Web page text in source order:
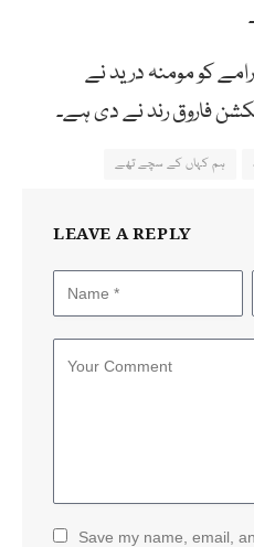
کو مومنہ درید نے
فاروق رند نے دی ہے۔
ہم کہاں کے سچے تھے
LEAVE A REPLY
Save my name, email,